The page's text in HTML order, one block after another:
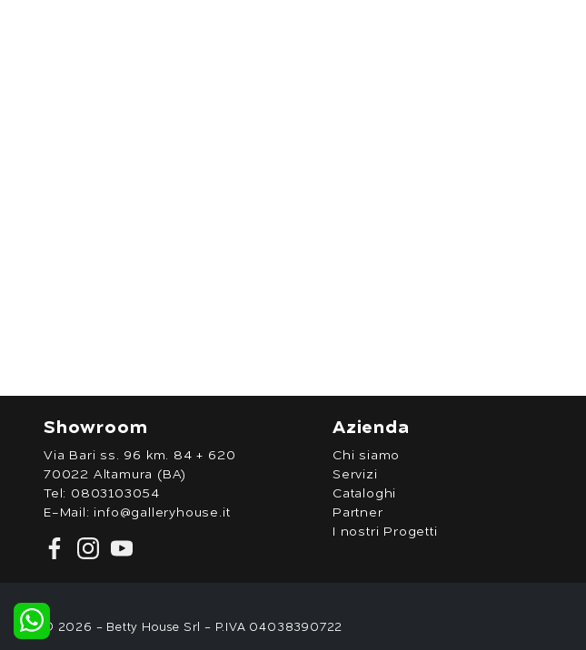
Showroom
Via Bari ss. 96 km. 84 + 620
70022 Altamura (BA)
Tel: 0803103054
E-Mail: info@galleryhouse.it
Azienda
Chi siamo
Servizi
Cataloghi
Partner
I nostri Progetti
© 2026 - Betty House Srl - P.IVA 04038390722